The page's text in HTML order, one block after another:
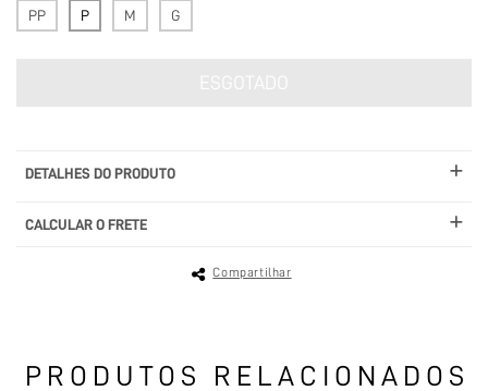
PP P M G
DETALHES DO PRODUTO
CALCULAR O FRETE
Compartilhar
PRODUTOS RELACIONADOS